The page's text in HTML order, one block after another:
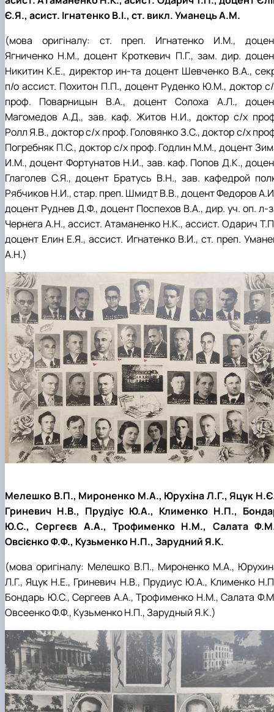
Є.Я., асист. Ігнатенко В.І., ст. викл. Уманець А.М.
(мова оригіналу: ст. преп. Игнатенко И.М.,
Ягниченко Н.М., доцент Кроткевич П.Г., зам. дир.
Никитин К.Е., директор ин-та доцент Шевченко В.А.,
п/о ассист. Похитон П.П., доцент Руденко Ю.М., доктор
проф. Поварницын В.А., доцент Солоха А.Л.,
Магомедов А.Д., зав. каф. Житов Н.И., доктор с/х
Ролл Я.В., доктор с/х проф. Головянко З.С., доктор с/х
Погребняк П.С., доктор с/х проф. Годлин М.М., доцент
И.М., доцент Фортунатов Н.И., зав. каф. Попов Д.К.,
Глаголев С.Я., доцент Братусь В.Н., зав. кафедрой
Рябчиков Н.И., стар. преп. Шмидт В.В., доцент Федоров
доцент Руднев Д.Ф., доцент Поспехов В.А., дир. уч. оп. л-
Чернега А.Н., ассист. Атаманенко Н.К., ассист. Одарич
доцент Елин Е.Я., ассист. Игнатенко В.И., ст. преп.
А.Н.)
Мелешко В.П., Мироненко М.А., Юрухіна Л.Г., Яцук
Гриневич Н.В., Прудіус Ю.А., Клименко Н.П.,
Ю.С., Сергеєв А.А., Трофименко Н.М., Салата
Овсієнко Ф.Ф., Кузьменко Н.П., Зарудний Я.К.
(мова оригіналу: Мелешко В.П., Мироненко М.А.,
Л.Г., Яцук Н.Е., Гриневич Н.В., Прудиус Ю.А., Клименко
Бондарь Ю.С., Сергеев А.А., Трофименко Н.М., Салата
Овсеенко Ф.Ф., Кузьменко Н.П., Зарудный Я.К.)